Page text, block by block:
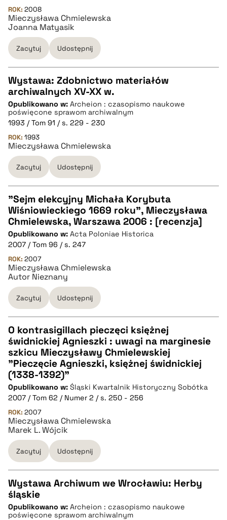
BIBTEX
pobierz cytat
ROK: 2008
Mieczysława Chmielewska
Joanna Matyasik
Zacytuj Udostępnij
CZYSTY TEKST
pobierz cytat
BIBTEX
pobierz cytat
Wystawa: Zdobnictwo materiałów
archiwalnych XV-XX w.
Opublikowano w: Archeion : czasopismo naukowe
poświęcone sprawom archiwalnym
1993 / Tom 91 / s. 229 - 230
ROK: 1993
Mieczysława Chmielewska
Zacytuj Udostępnij
CZYSTY TEKST
pobierz cytat
BIBTEX
pobierz cytat
"Sejm elekcyjny Michała Korybuta
Wiśniowieckiego 1669 roku", Mieczysława
Chmielewska, Warszawa 2006 : [recenzja]
Opublikowano w: Acta Poloniae Historica
2007 / Tom 96 / s. 247
ROK: 2007
Mieczysława Chmielewska
Autor Nieznany
Zacytuj Udostępnij
CZYSTY TEKST
pobierz cytat
BIBTEX
pobierz cytat
O kontrasigillach pieczęci księżnej
świdnickiej Agnieszki : uwagi na marginesie
szkicu Mieczysławy Chmielewskiej
"Pieczęcie Agnieszki, księżnej świdnickiej
(1338-1392)"
Opublikowano w: Śląski Kwartalnik Historyczny Sobótka
2007 / Tom 62 / Numer 2 / s. 250 - 256
ROK: 2007
Mieczysława Chmielewska
Marek L. Wójcik
Zacytuj Udostępnij
CZYSTY TEKST
Wystawa Archiwum we Wrocławiu: Herby
śląskie
Opublikowano w: Archeion : czasopismo naukowe
poświęcone sprawom archiwalnym